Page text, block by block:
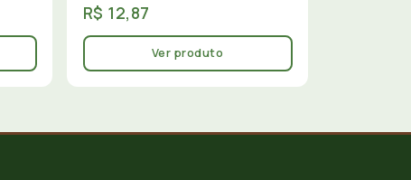
R$ 12,87
Ver produto